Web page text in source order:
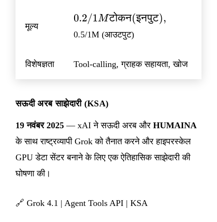
मूल्य
0.2/1M
टोकन
(इनपुट),
0.2/1Mटोकन(इनपुट),
0.5/1M (आउटपुट)
विशेषज्ञता Tool-calling, ग्राहक सहायता, खोज
सऊदी अरब साझेदारी (KSA)
19 नवंबर 2025 — xAI ने सऊदी अरब और HUMAINA
के साथ राष्ट्रव्यापी Grok को तैनात करने और हाइपरस्केल
GPU डेटा सेंटर बनाने के लिए एक ऐतिहासिक साझेदारी की
घोषणा की।
🔗 Grok 4.1 | Agent Tools API | KSA